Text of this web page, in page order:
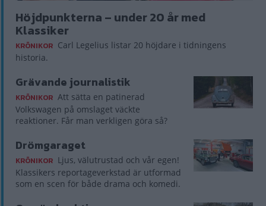
Höjdpunkterna – under 20 år med
Klassiker
KRÖNIKOR Carl Legelius listar 20 höjdare i tidningens
historia.
Grävande journalistik
KRÖNIKOR Att sätta en patinerad
Volkswagen på omslaget väckte
reaktioner. Får man verkligen göra så?
Drömgaraget
KRÖNIKOR Ljus, välutrustad och vår egen!
Klassikers reportageverkstad är utformad
som en scen för både drama och komedi.